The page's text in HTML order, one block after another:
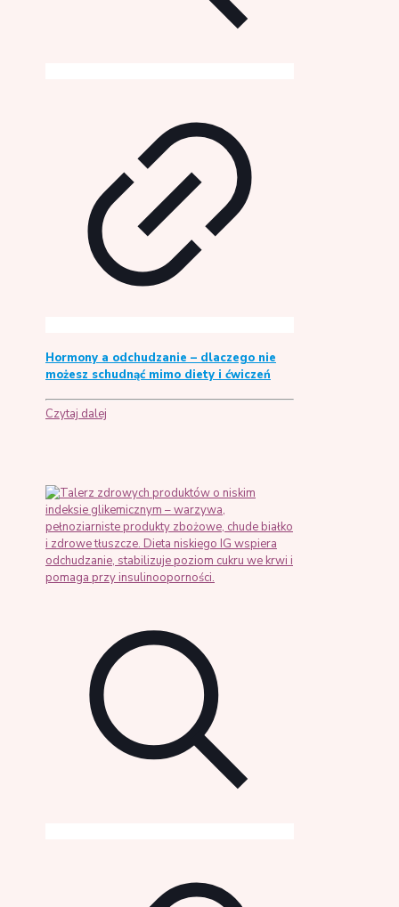
Hormony a odchudzanie – dlaczego nie
możesz schudnąć mimo diety i ćwiczeń
Czytaj dalej